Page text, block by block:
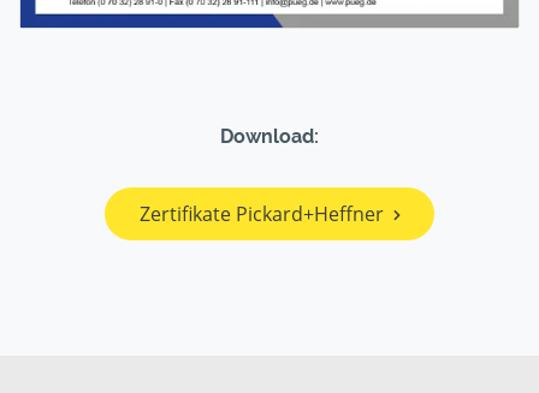
Download:
Zertifikate Pickard+Heffner